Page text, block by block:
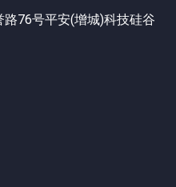
76号平安(增城)科技硅谷